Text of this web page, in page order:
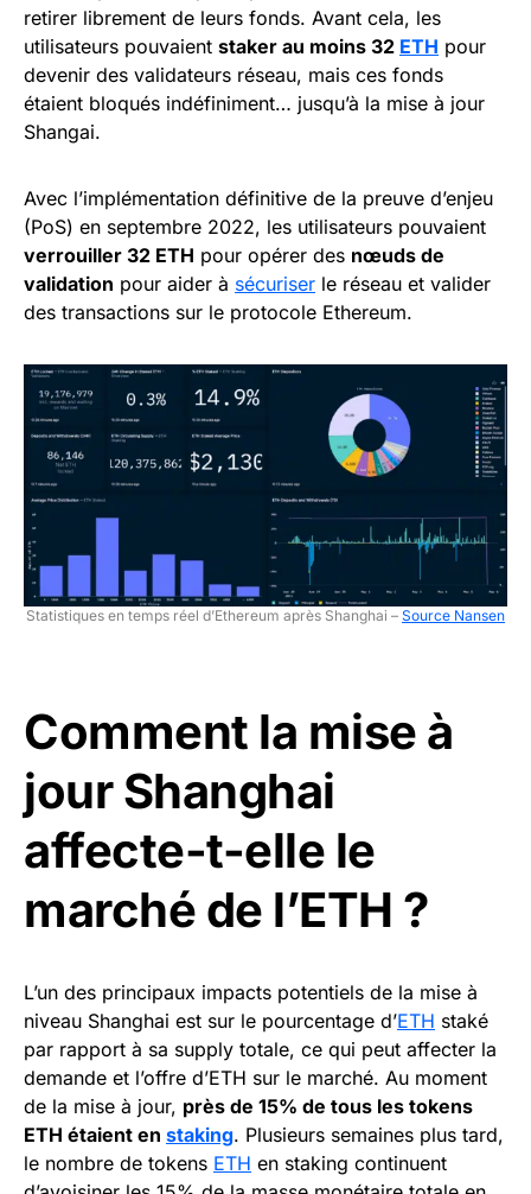
retirer librement de leurs fonds. Avant cela, les
utilisateurs pouvaient staker au moins 32 ETH pour
devenir des validateurs réseau, mais ces fonds
étaient bloqués indéfiniment… jusqu’à la mise à jour
Shangai.
Avec l’implémentation définitive de la preuve d’enjeu
(PoS) en septembre 2022, les utilisateurs pouvaient
verrouiller 32 ETH pour opérer des nœuds de
validation pour aider à sécuriser le réseau et valider
des transactions sur le protocole Ethereum.
Statistiques en temps réel d’Ethereum après Shanghai – Source Nansen
Comment la mise à
jour Shanghai
affecte-t-elle le
marché de l’ETH ?
L’un des principaux impacts potentiels de la mise à
niveau Shanghai est sur le pourcentage d’ETH staké
par rapport à sa supply totale, ce qui peut affecter la
demande et l’offre d’ETH sur le marché. Au moment
de la mise à jour, près de 15% de tous les tokens
ETH étaient en staking. Plusieurs semaines plus tard,
le nombre de tokens ETH en staking continuent